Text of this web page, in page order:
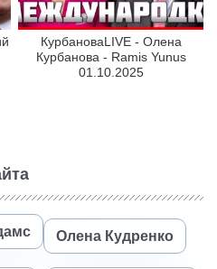
КурбановаLIVE - Олена
Курбанова - Ramis Yunus
01.10.2025
Олена Кудренко